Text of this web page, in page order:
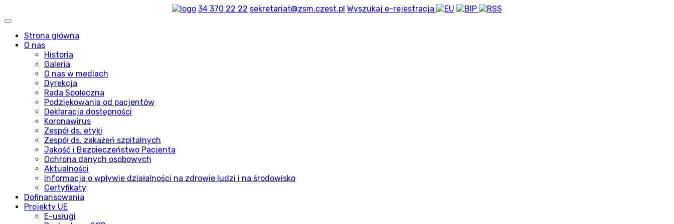
34 370 22 22 sekretariat@zsm.czest.pl Wyszukaj e-rejestracja
Strona główna
O nas
Historia
Galeria
O nas w mediach
Dyrekcja
Rada Społeczna
Podziękowania od pacjentów
Deklaracja dostępności
Koronawirus
Zespół ds. etyki
Zespół ds. zakażeń szpitalnych
Jakość i Bezpieczeństwo Pacjenta
Ochrona danych osobowych
Aktualności
Informacja o wpływie działalności na zdrowie ludzi i na środowisko
Certyfikaty
Dofinansowania
Projekty UE
E-usługi